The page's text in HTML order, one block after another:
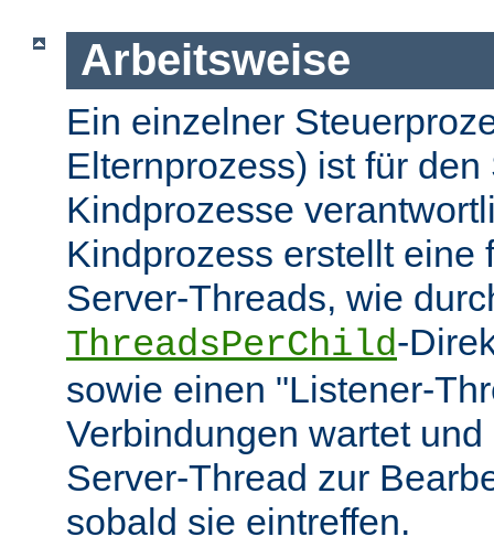
Arbeitsweise
Ein einzelner
Elternprozess) ist für den
Kindprozesse
Kindprozess erstellt eine
Server-Threads, wie
ThreadsPerChild-
sowie einen "Listener-
Verbindungen wartet
Server-Thread zur
sobald sie eintreffen.